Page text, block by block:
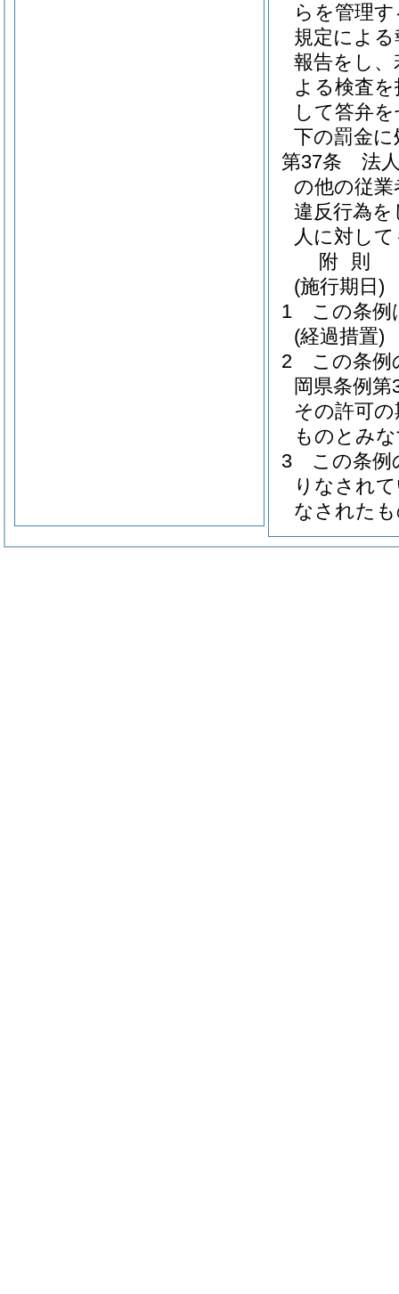
らを管理
規定によ
報告をし
よる検査
して答弁
下の罰金
第37条
法
の他の従
違反行為
人に対し
附 則
(施行期日)
1
この条例
(経過措置)
2
この条例
岡県条例第
その許可
ものとみ
3
この条例
りなされ
なされた